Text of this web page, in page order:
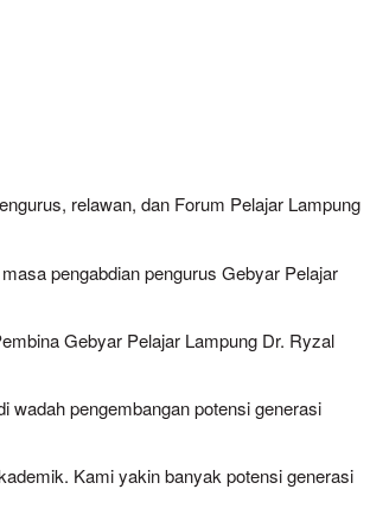
relawan, dan Forum Pelajar Lampung
pengabdian pengurus Gebyar Pelajar
Gebyar Pelajar Lampung Dr. Ryzal
wadah pengembangan potensi generasi
Kami yakin banyak potensi generasi